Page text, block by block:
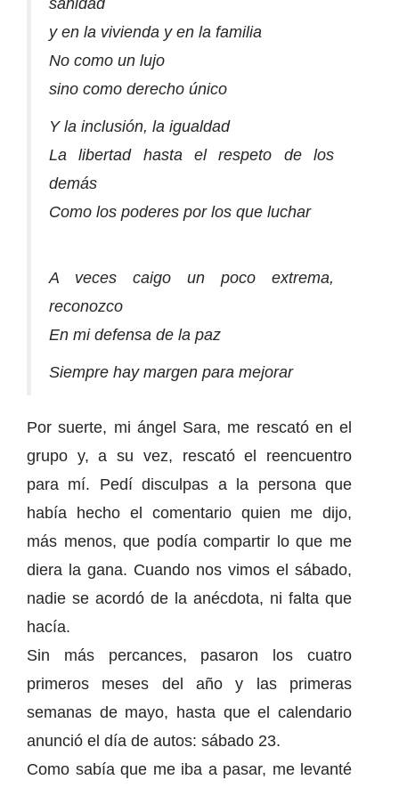
sanidad
y en la vivienda y en la familia
No como un lujo
sino como derecho único
Y la inclusión, la igualdad
La libertad hasta el respeto de los
demás
Como los poderes por los que luchar
A veces caigo un poco extrema,
reconozco
En mi defensa de la paz
Siempre hay margen para mejorar
Por suerte, mi ángel Sara, me rescató en el
grupo y, a su vez, rescató el reencuentro
para mí. Pedí disculpas a la persona que
había hecho el comentario quien me dijo,
más menos, que podía compartir lo que me
diera la gana. Cuando nos vimos el sábado,
nadie se acordó de la anécdota, ni falta que
hacía.
Sin más percances, pasaron los cuatro
primeros meses del año y las primeras
semanas de mayo, hasta que el calendario
anunció el día de autos: sábado 23.
Como sabía que me iba a pasar, me levanté